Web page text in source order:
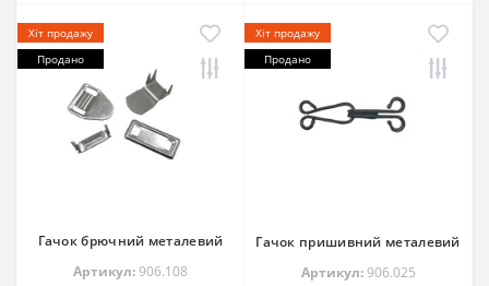
Хіт продажу
Продано
Гачок брючний металевий
Артикул:906.108
Хіт продажу
Продано
Гачок пришивний металевий
Артикул:906.025